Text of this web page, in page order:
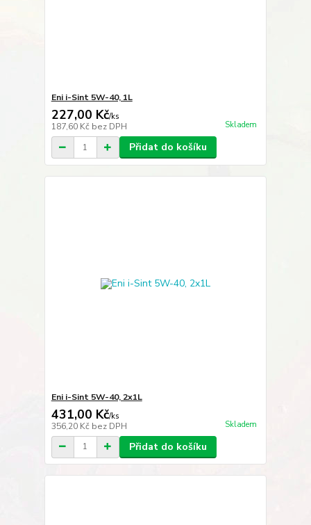
Eni i-Sint 5W-40, 1L
227,00 Kč/ks
187,60 Kč bez DPH Skladem
Přidat do košíku
Eni i-Sint 5W-40, 2x1L
431,00 Kč/ks
356,20 Kč bez DPH Skladem
Přidat do košíku